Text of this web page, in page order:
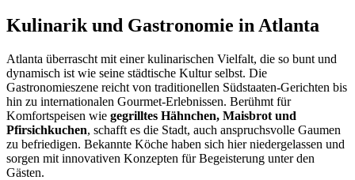
Kulinarik und Gastronomie in Atlanta
Atlanta überrascht mit einer kulinarischen Vielfalt, die so bunt und
dynamisch ist wie seine städtische Kultur selbst. Die
Gastronomieszene reicht von traditionellen Südstaaten-Gerichten bis
hin zu internationalen Gourmet-Erlebnissen. Berühmt für
Komfortspeisen wie gegrilltes Hähnchen, Maisbrot und
Pfirsichkuchen, schafft es die Stadt, auch anspruchsvolle Gaumen
zu befriedigen. Bekannte Köche haben sich hier niedergelassen und
sorgen mit innovativen Konzepten für Begeisterung unter den
Gästen.